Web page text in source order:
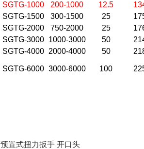
SGTG-1000
200-1000 12.5
SGTG-1500
300-1500 25
SGTG-2000
750-2000 25
SGTG-3000 1000-3000 50
SGTG-4000 2000-4000 50
SGTG-6000 3000-6000 100
预置式扭力扳手 开口头